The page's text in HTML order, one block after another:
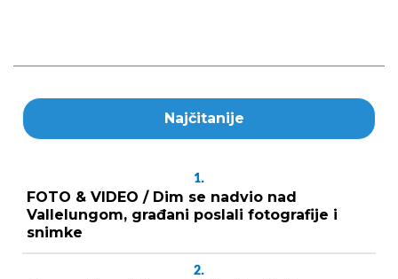
Najčitanije
1.
FOTO & VIDEO / Dim se nadvio nad
Vallelungom, građani poslali fotografije i
snimke
2.